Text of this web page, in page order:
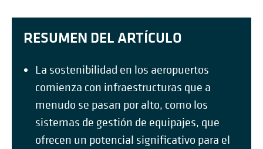
RESUMEN DEL ARTÍCULO
La sostenibilidad en los aeropuertos
comienza con infraestructuras que a
menudo se pasan por alto, como los
sistemas de gestión de equipajes, que
ofrecen un potencial significativo para el